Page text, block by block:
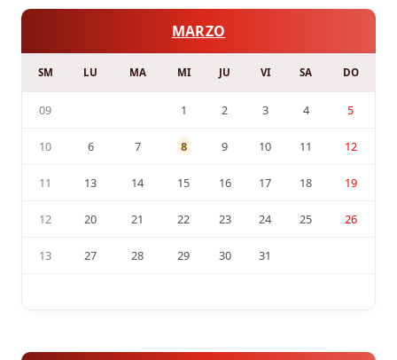
MARZO
SM LU MA MI JU VI SA DO
09 1 2 3 4 5
10 6 7 8 9 10 11 12
11 13 14 15 16 17 18 19
12 20 21 22 23 24 25 26
13 27 28 29 30 31